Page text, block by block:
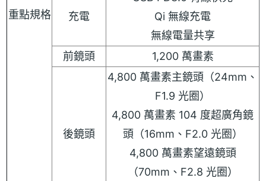
重點規格 充電
Qi 無線充電
無線電量共享
前鏡頭
1,200 萬畫素
後鏡頭
4,800 萬畫素主鏡頭（24mm、
F1.9 光圈）
4,800 萬畫素 104 度超廣角鏡
頭（16mm、F2.0 光圈）
4,800 萬畫素望遠鏡頭
（70mm、F2.8 光圈）